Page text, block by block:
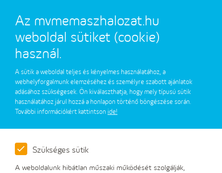
Keresés
Az mvmemaszhalozat.hu
weboldal sütiket (cookie)
használ.
A sütik a weboldal teljes és kényelmes használatához, a
webhelyforgalmunk elemzéséhez és személyre szabott ajánlatok
adásához szükségesek. Ön kiválaszthatja, hogy mely típusú sütik
használatához járul hozzá a honlapon történő böngészése során.
További információkért kattintson ide!
Szükséges sütik
A weboldalunk hibátlan műszaki működését szolgálják,